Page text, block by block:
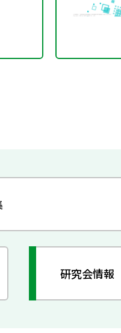
研究会情報